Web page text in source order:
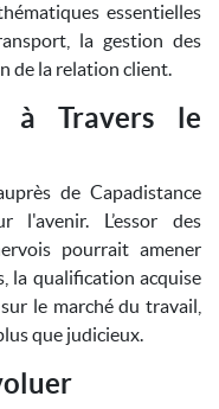
essentielles
la gestion des
de la relation client.
à Travers le
de Capadistance
l'avenir. L’essor des
pourrait amener
la qualification acquise
le marché du travail,
que judicieux.